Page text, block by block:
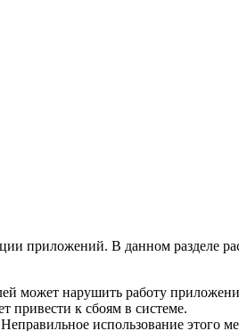
приложений. В данном разделе
может нарушить работу
привести к сбоям в системе.
использование этого